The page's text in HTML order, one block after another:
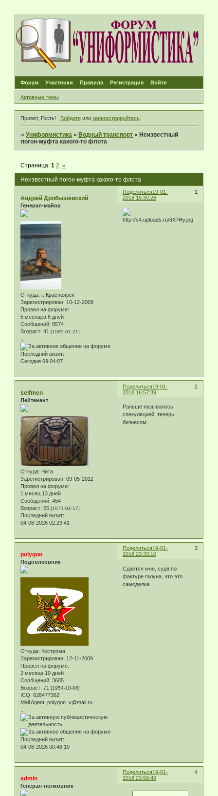
Форум Участники Правила Регистрация Войти
Активные темы
Привет, Гость! Войдитеили зарегистрируйтесь.
»Униформистика » Водный транспорт » Неизвестный
погон-муфта какого-то флота
Неизвестный погон-муфта какого-то флота
Страница:1 2 »
Поделиться 1
19-01-
2018 15:30:28
Андрей Дробышевский
Генерал-майор
Откуда: г. Красноярск
Зарегистрирован: 10-12-2009
Провел на форуме:
5 месяцев 6 дней
Сообщений: 8574
Возраст: 41 [1985-01-21]
.:
Последний визит:
Сегодня 09:04:07
Поделиться 2
19-01-
2018 16:57:39
seifmen
Лейтенант
Откуда: Чита
Зарегистрирован: 09-05-2012
Провел на форуме:
1 месяц 13 дней
Сообщений: 454
Возраст: 55 [1971-04-17]
Последний визит:
04-08-2026 02:29:41
Раньше называлось
спекуляцией, теперь
бизнесом.
Поделиться 3
19-01-
2018 23:33:10
polygon
Подполковник
Откуда: Кострома
Зарегистрирован: 12-11-2009
Провел на форуме:
2 месяца 10 дней
Сообщений: 3605
Возраст: 71 [1954-10-06]
ICQ: 628477362
Mail Agent: polygon_v@mail.ru
.:
Последний визит:
04-08-2026 00:48:10
Сдаётся мне, судя по
фактуре галуна, что это
самоделка.
Поделиться 4
19-01-
2018 23:50:49
admin
Генерал-полковник